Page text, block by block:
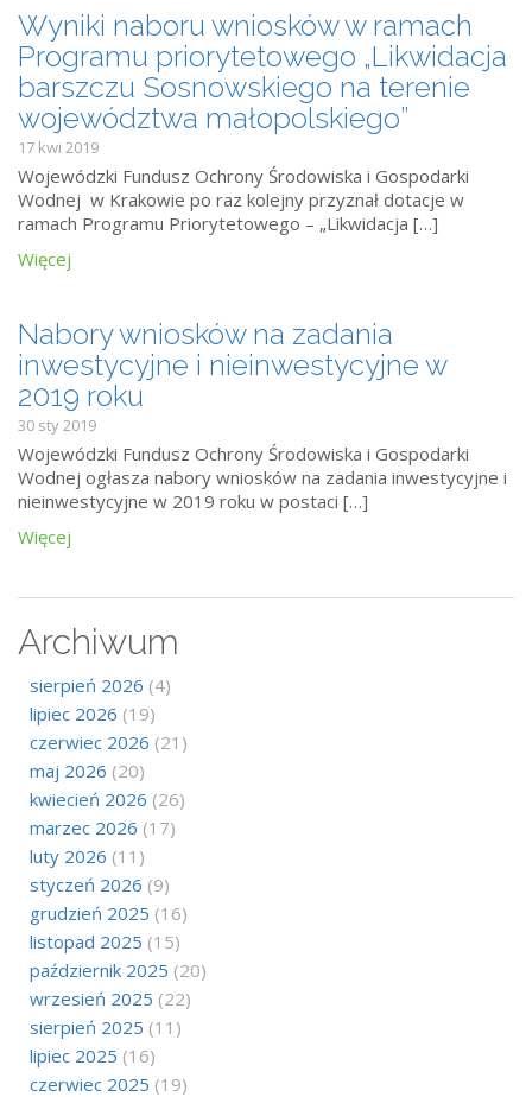
Wyniki naboru wniosków w ramach
Programu priorytetowego „Likwidacja
barszczu Sosnowskiego na terenie
województwa małopolskiego”
17 kwi 2019
Wojewódzki Fundusz Ochrony Środowiska i Gospodarki
Wodnej w Krakowie po raz kolejny przyznał dotacje w
ramach Programu Priorytetowego – „Likwidacja […]
Więcej
Nabory wniosków na zadania
inwestycyjne i nieinwestycyjne w
2019 roku
30 sty 2019
Wojewódzki Fundusz Ochrony Środowiska i Gospodarki
Wodnej ogłasza nabory wniosków na zadania inwestycyjne i
nieinwestycyjne w 2019 roku w postaci […]
Więcej
Archiwum
sierpień 2026 (4)
lipiec 2026 (19)
czerwiec 2026 (21)
maj 2026 (20)
kwiecień 2026 (26)
marzec 2026 (17)
luty 2026 (11)
styczeń 2026 (9)
grudzień 2025 (16)
listopad 2025 (15)
październik 2025 (20)
wrzesień 2025 (22)
sierpień 2025 (11)
lipiec 2025 (16)
czerwiec 2025 (19)